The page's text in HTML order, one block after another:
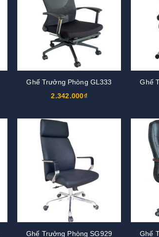
Ghế Trưởng Phòng GL333
2.342.000₫
Ghế
Ghế Trưởng Phòng SG929 Ghế